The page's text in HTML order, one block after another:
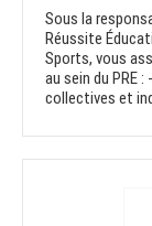
Sous la
Réussite
Sports, vous
au sein du PRE
collectives et